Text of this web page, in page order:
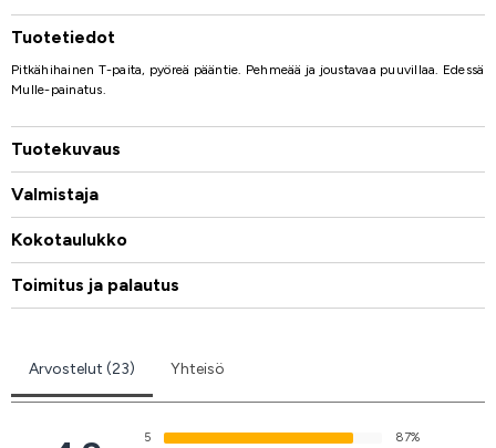
Tuotetiedot
Pitkähihainen T-paita, pyöreä pääntie. Pehmeää ja joustavaa puuvillaa. Edessä
Mulle-painatus.
Tuotekuvaus
Valmistaja
Kokotaulukko
Toimitus ja palautus
Arvostelut (23) Yhteisö
5
87%